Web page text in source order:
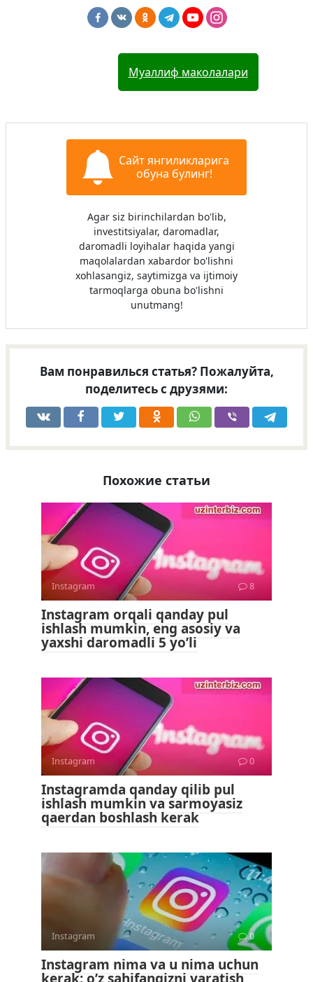
Муаллиф маколалари
Сайт янгиликларига
обуна булинг!
Agar siz birinchilardan bo'lib,
investitsiyalar, daromadlar,
daromadli loyihalar haqida yangi
maqolalardan xabardor bo'lishni
xohlasangiz, saytimizga va ijtimoiy
tarmoqlarga obuna bo'lishni
unutmang!
Вам понравилься статья? Пожалуйта,
поделитесь с друзями:
Похожие статьи
Instagram 8
Instagram orqali qanday pul
ishlash mumkin, eng asosiy va
yaxshi daromadli 5 yo’li
Instagram 0
Instagramda qanday qilib pul
ishlash mumkin va sarmoyasiz
qaerdan boshlash kerak
Instagram 0
Instagram nima va u nima uchun